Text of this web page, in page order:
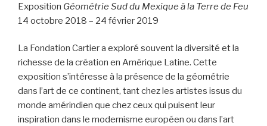
Exposition Géométrie Sud du Mexique à la Terre de Feu
14 octobre 2018 – 24 février 2019
La Fondation Cartier a exploré souvent la diversité et la
richesse de la création en Amérique Latine. Cette
exposition s’intéresse à la présence de la géométrie
dans l’art de ce continent, tant chez les artistes issus du
monde amérindien que chez ceux qui puisent leur
inspiration dans le modernisme européen ou dans l’art